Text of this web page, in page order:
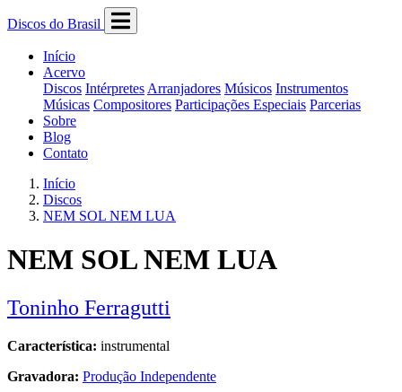
Discos do Brasil
Início
Acervo
Discos Intérpretes Arranjadores Músicos Instrumentos
Músicas Compositores Participações Especiais Parcerias
Sobre
Blog
Contato
Início
Discos
NEM SOL NEM LUA
NEM SOL NEM LUA
Toninho Ferragutti
Característica: instrumental
Gravadora: Produção Independente